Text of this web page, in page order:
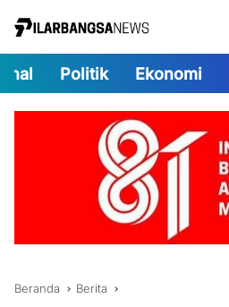
Politik Ekonomi
Beranda Berita